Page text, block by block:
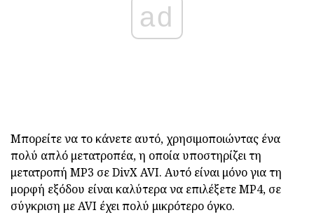
ad
Μπορείτε να το κάνετε αυτό, χρησιμοποιώντας ένα
πολύ απλό μετατροπέα, η οποία υποστηρίζει τη
μετατροπή MP3 σε DivX AVI. Αυτό είναι μόνο για τη
μορφή εξόδου είναι καλύτερα να επιλέξετε MP4, σε
σύγκριση με AVI έχει πολύ μικρότερο όγκο.